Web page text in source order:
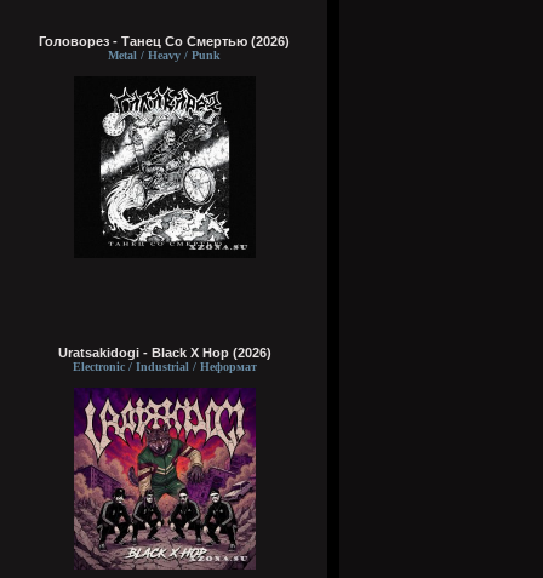
Головорез - Tанец Со Смертью (2026)
Metal / Heavy / Punk
Uratsakidogi - Black X Hop (2026)
Electronic / Industrial / Неформат